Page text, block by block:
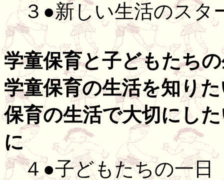
３●新しい生活のスタ
学童保育と子どもたち
学童保育の生活を知り
保育の生活で大切にし
に
４●子どもたちの一日